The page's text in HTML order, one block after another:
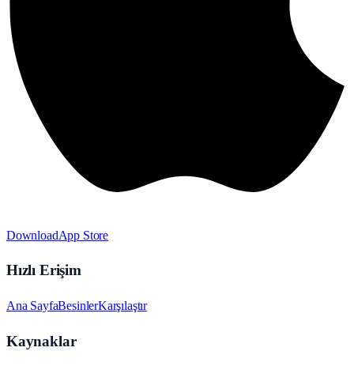
DownloadApp Store
Hızlı Erişim
Ana SayfaBesinlerKarşılaştır
Kaynaklar